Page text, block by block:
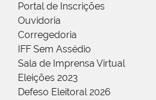
Portal de Inscrições
Ouvidoria
Corregedoria
IFF Sem Assédio
Sala de Imprensa Virtual
Eleições 2023
Defeso Eleitoral 2026